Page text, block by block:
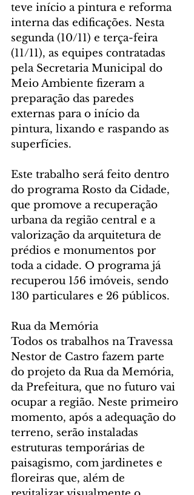
teve início a pintura e reforma
interna das edificações. Nesta
segunda (10/11) e terça-feira
(11/11), as equipes contratadas
pela Secretaria Municipal do
Meio Ambiente fizeram a
preparação das paredes
externas para o início da
pintura, lixando e raspando as
superfícies.
Este trabalho será feito dentro
do programa Rosto da Cidade,
que promove a recuperação
urbana da região central e a
valorização da arquitetura de
prédios e monumentos por
toda a cidade. O programa já
recuperou 156 imóveis, sendo
130 particulares e 26 públicos.
Rua da Memória
Todos os trabalhos na Travessa
Nestor de Castro fazem parte
do projeto da Rua da Memória,
da Prefeitura, que no futuro vai
ocupar a região. Neste primeiro
momento, após a adequação do
terreno, serão instaladas
estruturas temporárias de
paisagismo, com jardinetes e
floreiras que, além de